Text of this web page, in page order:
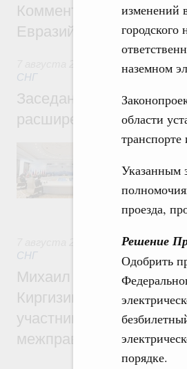
изменений
городского
наземном
области
транспорте
Указанным
проезда,
Решение
Одобрить
порядке.
Комментарий Алексея
Евразийского
СНГ
Заседание
расширенном составе
В повестке
рынка.
Евразийский
СНГ
Михаил Мишустин
Киргизии Садыра
участников заседания